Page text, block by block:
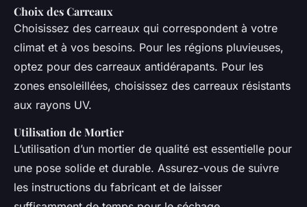
Choix des Carreaux
Choisissez des carreaux qui correspondent à votre
climat et à vos besoins. Pour les régions pluvieuses,
optez pour des carreaux antidérapants. Pour les
zones ensoleillées, choisissez des carreaux résistants
aux rayons UV.
Utilisation de Mortier
L’utilisation d’un mortier de qualité est essentielle pour
une pose solide et durable. Assurez-vous de suivre
les instructions du fabricant et de laisser